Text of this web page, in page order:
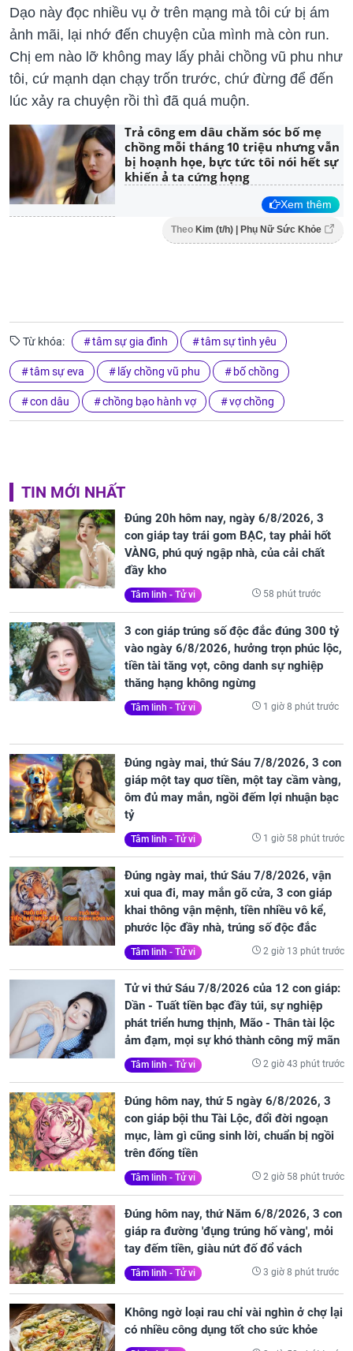
Dạo này đọc nhiều vụ ở trên mạng mà tôi cứ bị ám
ảnh mãi, lại nhớ đến chuyện của mình mà còn run.
Chị em nào lỡ không may lấy phải chồng vũ phu như
tôi, cứ mạnh dạn chạy trốn trước, chứ đừng để đến
lúc xảy ra chuyện rồi thì đã quá muộn.
Trả công em dâu chăm sóc bố mẹ
chồng mỗi tháng 10 triệu nhưng vẫn
bị hoạnh họe, bực tức tôi nói hết sự
khiến ả ta cứng họng
Xem thêm
Theo Kim (t/h) | Phụ Nữ Sức Khỏe
Từ khóa: tâm sự gia đình tâm sự tình yêu
tâm sự eva lấy chồng vũ phu bố chồng
con dâu chồng bạo hành vợ vợ chồng
TIN MỚI NHẤT
Đúng 20h hôm nay, ngày 6/8/2026, 3
con giáp tay trái gom BẠC, tay phải hốt
VÀNG, phú quý ngập nhà, của cải chất
đầy kho
Tâm linh - Tử vi 58 phút trước
3 con giáp trúng số độc đắc đúng 300 tỷ
vào ngày 6/8/2026, hưởng trọn phúc lộc,
tiền tài tăng vọt, công danh sự nghiệp
thăng hạng không ngừng
Tâm linh - Tử vi 1 giờ 8 phút trước
Đúng ngày mai, thứ Sáu 7/8/2026, 3 con
giáp một tay quơ tiền, một tay cầm vàng,
ôm đủ may mắn, ngồi đếm lợi nhuận bạc
tỷ
Tâm linh - Tử vi 1 giờ 58 phút trước
Đúng ngày mai, thứ Sáu 7/8/2026, vận
xui qua đi, may mắn gõ cửa, 3 con giáp
khai thông vận mệnh, tiền nhiều vô kể,
phước lộc đầy nhà, trúng số độc đắc
Tâm linh - Tử vi 2 giờ 13 phút trước
Tử vi thứ Sáu 7/8/2026 của 12 con giáp:
Dần - Tuất tiền bạc đầy túi, sự nghiệp
phát triển hưng thịnh, Mão - Thân tài lộc
ảm đạm, mọi sự khó thành công mỹ mãn
Tâm linh - Tử vi 2 giờ 43 phút trước
Đúng hôm nay, thứ 5 ngày 6/8/2026, 3
con giáp bội thu Tài Lộc, đổi đời ngoạn
mục, làm gì cũng sinh lời, chuẩn bị ngồi
trên đống tiền
Tâm linh - Tử vi 2 giờ 58 phút trước
Đúng hôm nay, thứ Năm 6/8/2026, 3 con
giáp ra đường 'đụng trúng hố vàng', mỏi
tay đếm tiền, giàu nứt đố đổ vách
Tâm linh - Tử vi 3 giờ 8 phút trước
Không ngờ loại rau chỉ vài nghìn ở chợ lại
có nhiều công dụng tốt cho sức khỏe